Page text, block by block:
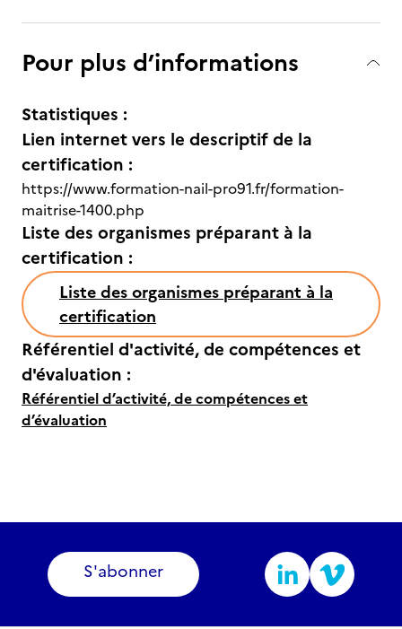
Pour plus d’informations
Statistiques :
Lien internet vers le descriptif de la
certification :
https://www.formation-nail-pro91.fr/formation-
maitrise-1400.php
Liste des organismes préparant à la
certification :
Liste des organismes préparant à la
certification
Référentiel d'activité, de compétences et
d'évaluation :
Référentiel d’activité, de compétences et
d’évaluation
S'abonner